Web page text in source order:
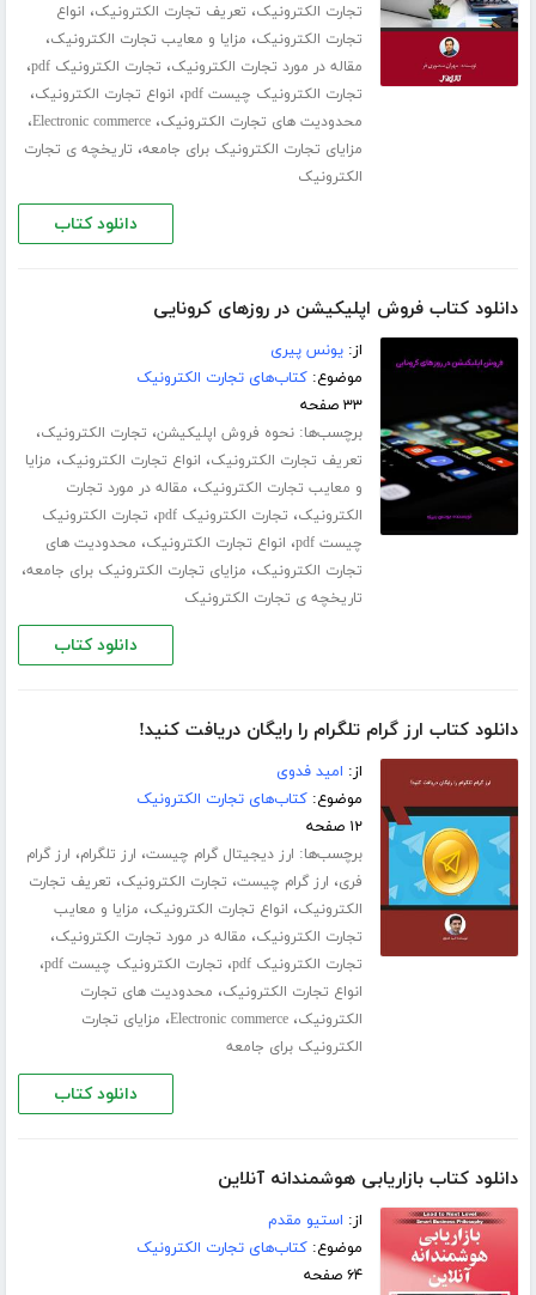
تجارت الکترونیک، تعریف تجارت الکترونیک، انواع
تجارت الکترونیک، مزایا و معایب تجارت الکترونیک،
مقاله در مورد تجارت الکترونیک، تجارت الکترونیک pdf ،
تجارت الکترونیک چیست pdf ، انواع تجارت الکترونیک،
محدودیت های تجارت الکترونیک،Electronic commerce،
مزایای تجارت الکترونیک برای جامعه، تاریخچه ی تجارت
الکترونیک
دانلود کتاب
دانلود کتاب فروش اپلیکیشن در روزهای کرونایی
از:یونس پیری
موضوع:کتاب‌های تجارت الکترونیک
۳۳ صفحه
برچسب‌ها:نحوه فروش اپلیکیشن، تجارت الکترونیک،
تعریف تجارت الکترونیک، انواع تجارت الکترونیک، مزایا
و معایب تجارت الکترونیک، مقاله در مورد تجارت
الکترونیک، تجارت الکترونیک pdf ، تجارت الکترونیک
چیست pdf
، انواع تجارت الکترونیک، محدودیت های
تجارت الکترونیک، مزایای تجارت الکترونیک برای جامعه،
تاریخچه ی تجارت الکترونیک
دانلود کتاب
دانلود کتاب ارز گرام تلگرام را رایگان دریافت کنید!
از: امید فدوی
موضوع:کتاب‌های تجارت الکترونیک
۱۲ صفحه
برچسب‌ها: ارز دیجیتال گرام چیست، ارز تلگرام، ارز گرام
فری، ارز گرام چیست، تجارت الکترونیک، تعریف تجارت
الکترونیک، انواع تجارت الکترونیک، مزایا و معایب
تجارت الکترونیک، مقاله در مورد تجارت الکترونیک،
تجارت الکترونیک pdf ، تجارت الکترونیک چیست pdf ،
انواع تجارت الکترونیک، محدودیت های تجارت
الکترونیک،Electronic commerce، مزایای تجارت
الکترونیک برای جامعه
دانلود کتاب
دانلود کتاب بازاریابی هوشمندانه آنلاین
از: استیو مقدم
موضوع:کتاب‌های تجارت الکترونیک
۶۴ صفحه